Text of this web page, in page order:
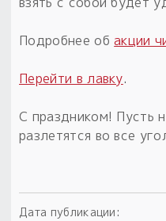
Расходные
С чего начать?
в
«Резы Рода.
Рода.Духи-
толковники со
Подробнее обакции
Перейти в лавку.
С праздником! Пусть
разлетятся во все
Дата публикации: